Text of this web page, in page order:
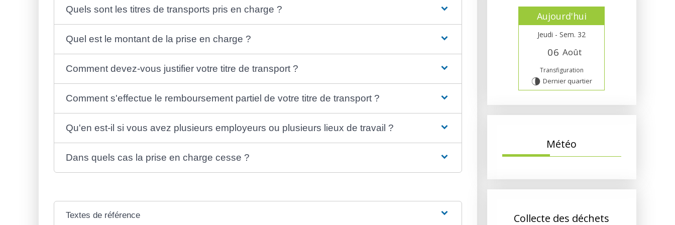
Quels sont les titres de transports pris en charge ?
Quel est le montant de la prise en charge ?
Comment devez-vous justifier votre titre de transport ?
Comment s'effectue le remboursement partiel de votre titre de transport ?
Qu'en est-il si vous avez plusieurs employeurs ou plusieurs lieux de travail ?
Dans quels cas la prise en charge cesse ?
Textes de référence
Aujourd'hui
Jeudi - Sem. 32
06 Août
Transfiguration
U Dernier quartier
Météo
Collecte des déchets